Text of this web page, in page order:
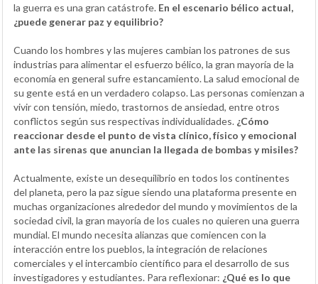
la guerra es una gran catástrofe. En el escenario bélico actual,
¿puede generar paz y equilibrio?
Cuando los hombres y las mujeres cambian los patrones de sus
industrias para alimentar el esfuerzo bélico, la gran mayoría de la
economía en general sufre estancamiento. La salud emocional de
su gente está en un verdadero colapso. Las personas comienzan a
vivir con tensión, miedo, trastornos de ansiedad, entre otros
conflictos según sus respectivas individualidades. ¿Cómo
reaccionar desde el punto de vista clínico, físico y emocional
ante las sirenas que anuncian la llegada de bombas y misiles?
Actualmente, existe un desequilibrio en todos los continentes
del planeta, pero la paz sigue siendo una plataforma presente en
muchas organizaciones alrededor del mundo y movimientos de la
sociedad civil, la gran mayoría de los cuales no quieren una guerra
mundial. El mundo necesita alianzas que comiencen con la
interacción entre los pueblos, la integración de relaciones
comerciales y el intercambio científico para el desarrollo de sus
investigadores y estudiantes. Para reflexionar: ¿Qué es lo que